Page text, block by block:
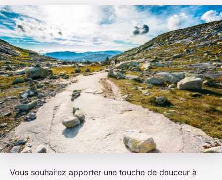
Vous souhaitez apporter une touche de douceur à